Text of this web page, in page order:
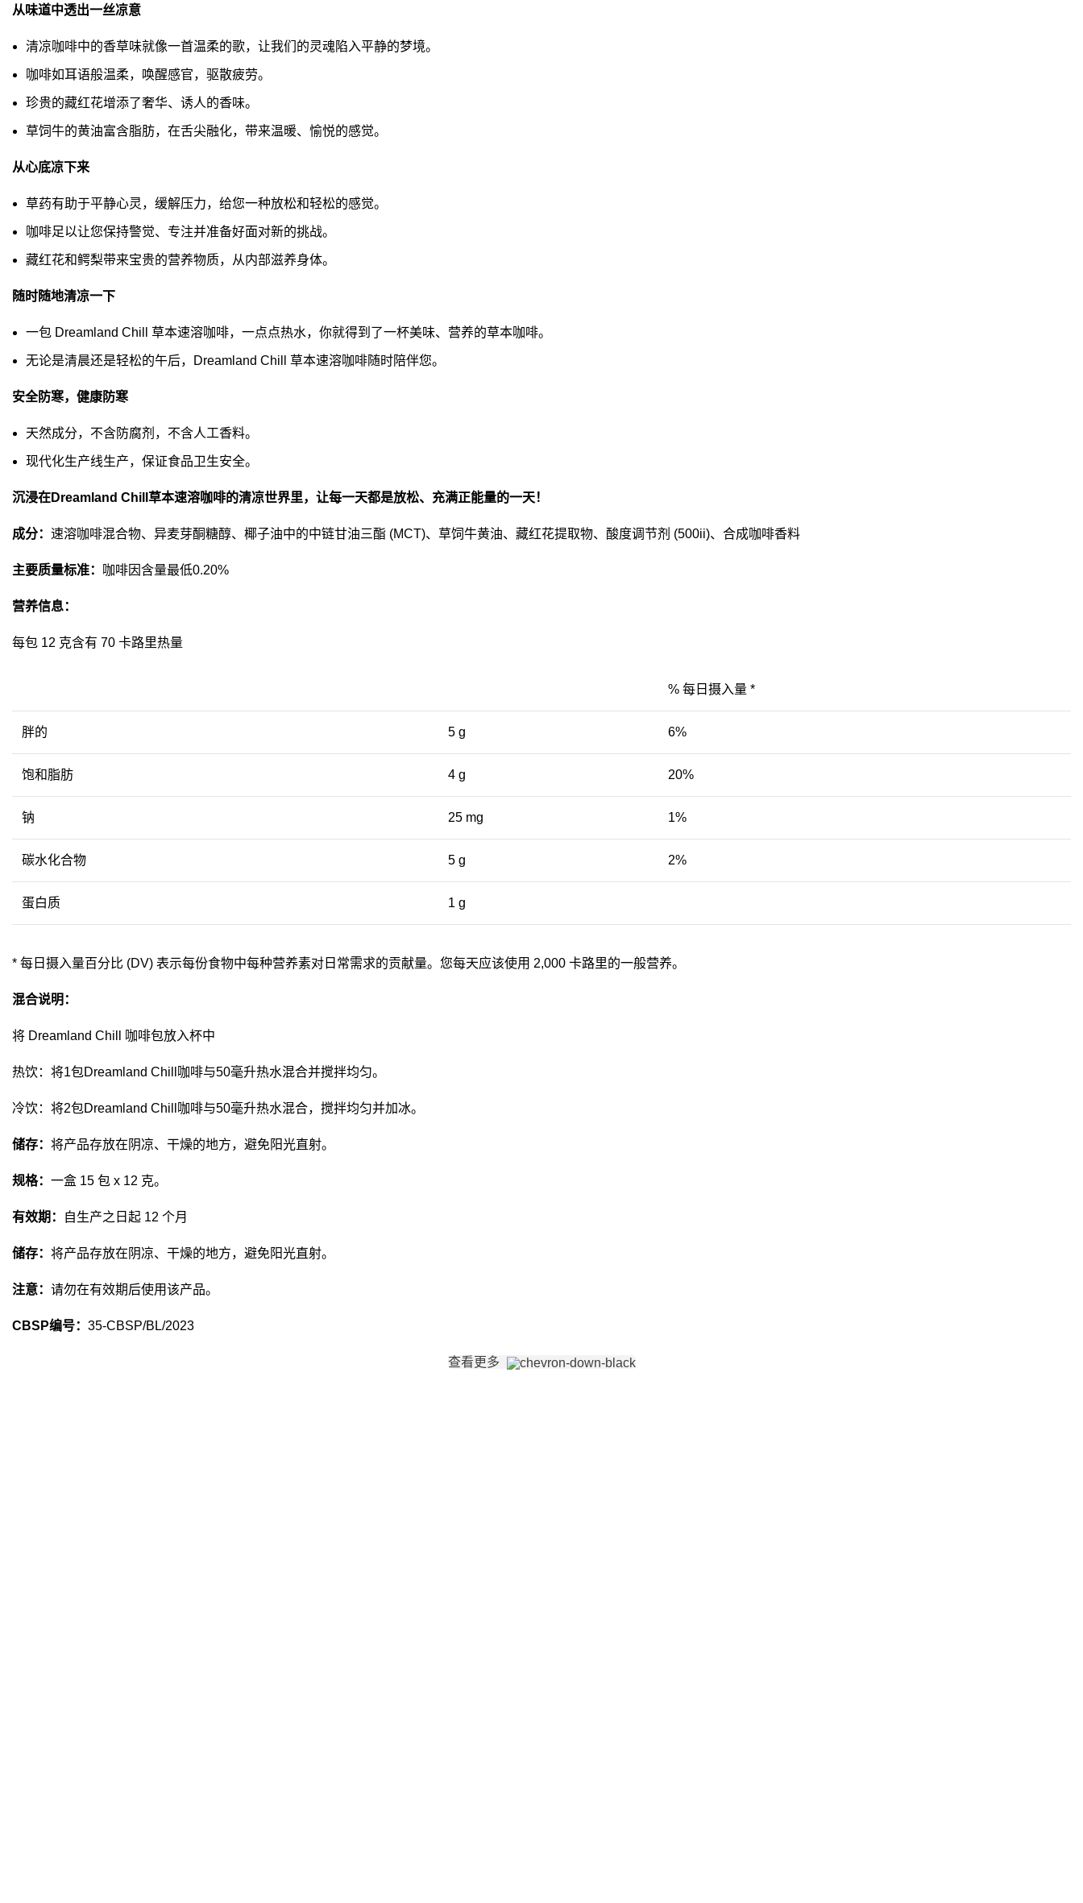
从味道中透出一丝凉意
清凉咖啡中的香草味就像一首温柔的歌，让我们的灵魂陷入平静的梦境。
咖啡如耳语般温柔，唤醒感官，驱散疲劳。
珍贵的藏红花增添了奢华、诱人的香味。
草饲牛的黄油富含脂肪，在舌尖融化，带来温暖、愉悦的感觉。
从心底凉下来
草药有助于平静心灵，缓解压力，给您一种放松和轻松的感觉。
咖啡足以让您保持警觉、专注并准备好面对新的挑战。
藏红花和鳄梨带来宝贵的营养物质，从内部滋养身体。
随时随地清凉一下
一包 Dreamland Chill 草本速溶咖啡，一点点热水，你就得到了一杯美味、营养的草本咖啡。
无论是清晨还是轻松的午后，Dreamland Chill 草本速溶咖啡随时陪伴您。
安全防寒，健康防寒
天然成分，不含防腐剂，不含人工香料。
现代化生产线生产，保证食品卫生安全。
沉浸在Dreamland Chill草本速溶咖啡的清凉世界里，让每一天都是放松、充满正能量的一天！
成分： 速溶咖啡混合物、异麦芽酮糖醇、椰子油中的中链甘油三酯 (MCT)、草饲牛黄油、藏红花提取物、酸度调节剂 (500ii)、合成咖啡香料
主要质量标准： 咖啡因含量最低0.20%
营养信息：
每包 12 克含有 70 卡路里热量
% 每日摄入量 *
胖的 5 g 6%
饱和脂肪 4 g 20%
钠 25 mg 1%
碳水化合物 5 g 2%
蛋白质 1 g
* 每日摄入量百分比 (DV) 表示每份食物中每种营养素对日常需求的贡献量。您每天应该使用 2,000 卡路里的一般营养。
混合说明：
将 Dreamland Chill 咖啡包放入杯中
热饮：将1包Dreamland Chill咖啡与50毫升热水混合并搅拌均匀。
冷饮：将2包Dreamland Chill咖啡与50毫升热水混合，搅拌均匀并加冰。
储存： 将产品存放在阴凉、干燥的地方，避免阳光直射。
规格： 一盒 15 包 x 12 克。
有效期： 自生产之日起 12 个月
储存： 将产品存放在阴凉、干燥的地方，避免阳光直射。
注意： 请勿在有效期后使用该产品。
CBSP编号： 35-CBSP/BL/2023
查看更多